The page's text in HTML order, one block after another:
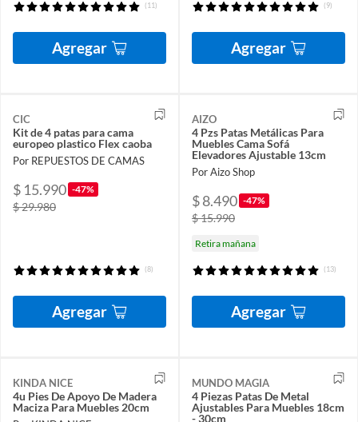
(11)
Agregar
(9)
Agregar
CIC
Kit de 4 patas para cama
europeo plastico Flex caoba
Por REPUESTOS DE CAMAS
$ 15.990 -47%
$ 29.980
(8)
Agregar
AIZO
4 Pzs Patas Metálicas Para
Muebles Cama Sofá
Elevadores Ajustable 13cm
Por Aizo Shop
$ 8.490 -47%
$ 15.990
Retira mañana
(13)
Agregar
KINDA NICE
4u Pies De Apoyo De Madera
Maciza Para Muebles 20cm
MUNDO MAGIA
4 Piezas Patas De Metal
Ajustables Para Muebles 18cm
- 30cm